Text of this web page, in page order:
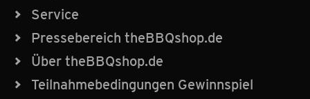
Service
Pressebereich theBBQshop.de
Über theBBQshop.de
Teilnahmebedingungen Gewinnspiel